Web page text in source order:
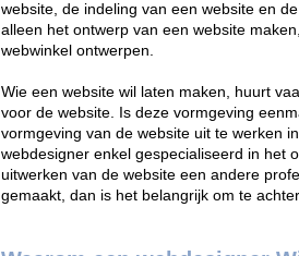
website, de indeling van een website en
alleen het ontwerp van een website
webwinkel ontwerpen.
Wie een website wil laten maken, huurt
voor de website. Is deze vormgeving
vormgeving van de website uit te werken
webdesigner enkel gespecialiseerd in het
uitwerken van de website een andere
gemaakt, dan is het belangrijk om te